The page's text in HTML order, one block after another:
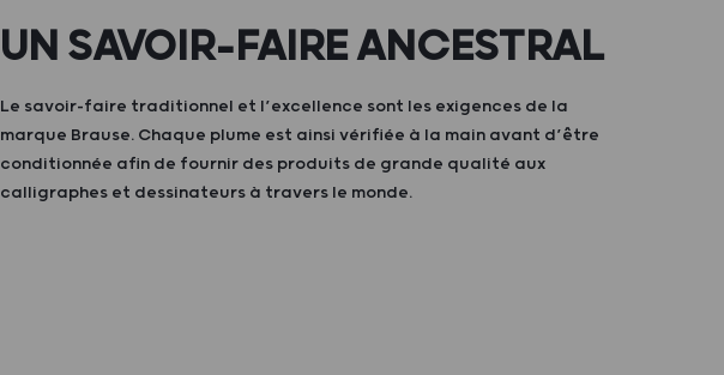
UN SAVOIR-FAIRE ANCESTRAL
Le savoir-faire traditionnel et l’excellence sont les exigences de la
marque Brause. Chaque plume est ainsi vérifiée à la main avant d’être
conditionnée afin de fournir des produits de grande qualité aux
calligraphes et dessinateurs à travers le monde.